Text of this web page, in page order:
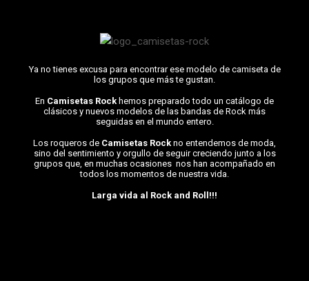
Ya no tienes excusa para encontrar ese modelo de camiseta de
los grupos que más te gustan.
En Camisetas Rockhemos preparado todo un catálogo de
clásicos y nuevos modelos de las bandas de Rock más
seguidas en el mundo entero.
Los roqueros de Camisetas Rockno entendemos de moda,
sino del sentimiento y orgullo de seguir creciendo junto a los
grupos que, en muchas ocasiones nos han acompañado en
todos los momentos de nuestra vida.
Larga vida al Rock and Roll!!!